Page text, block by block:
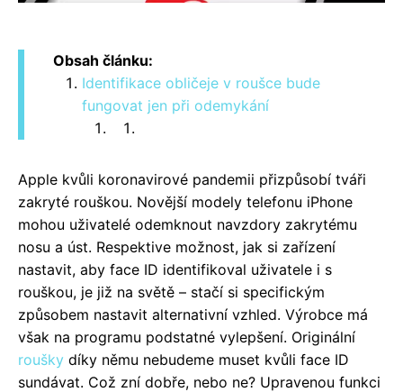
Obsah článku:
Identifikace obličeje v roušce bude
fungovat jen při odemykání
Apple kvůli koronavirové pandemii přizpůsobí tváři
zakryté rouškou. Novější modely telefonu iPhone
mohou uživatelé odemknout navzdory zakrytému
nosu a úst. Respektive možnost, jak si zařízení
nastavit, aby face ID identifikoval uživatele i s
rouškou, je již na světě – stačí si specifickým
způsobem nastavit alternativní vzhled. Výrobce má
však na programu podstatné vylepšení. Originální
roušky díky němu nebudeme muset kvůli face ID
sundávat. Což zní dobře, nebo ne? Upravenou funkci